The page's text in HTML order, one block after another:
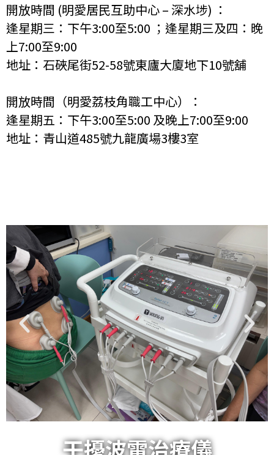
開放時間 (明愛居民互助中心 – 深水埗) ：
逢星期三：下午3:00至5:00 ；逢星期三及四：晚
上7:00至9:00
地址：石硤尾街52-58號東廬大廈地下10號舖
開放時間（明愛荔枝角職工中心）：
逢星期五：下午3:00至5:00 及晚上7:00至9:00
地址：青山道485號九龍廣場3樓3室
干擾波電治療儀